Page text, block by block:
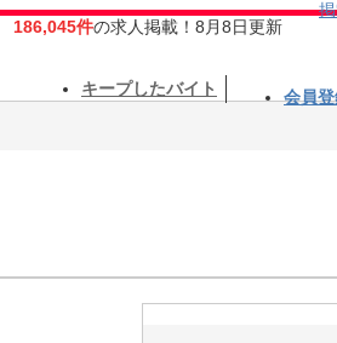
186,045件の求人掲載！8月8日更新
キープしたバイト 会員